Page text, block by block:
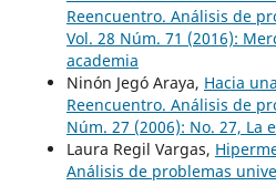
Reencuentro. Análisis de
Vol. 28 Núm. 71 (2016):
academia
Ninón Jegó Araya, Hacia
Reencuentro. Análisis de
Núm. 27 (2006): No. 27, La
Laura Regil Vargas,
Análisis de problemas